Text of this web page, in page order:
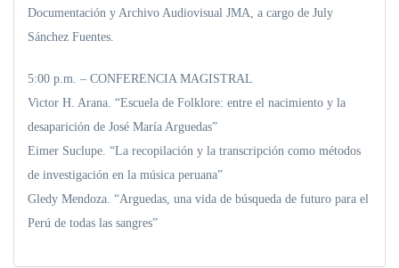
Documentación y Archivo Audiovisual JMA, a cargo de July
Sánchez Fuentes.
5:00 p.m. – CONFERENCIA MAGISTRAL
Victor H. Arana. “Escuela de Folklore: entre el nacimiento y la
desaparición de José María Arguedas”
Eimer Suclupe. “La recopilación y la transcripción como métodos
de investigación en la música peruana”
Gledy Mendoza. “Arguedas, una vida de búsqueda de futuro para el
Perú de todas las sangres”